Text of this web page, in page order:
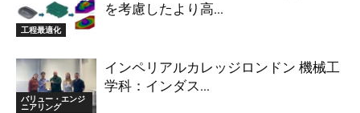
工程最適化
を考慮したより高...
バリュー・エンジ
ニアリング
インペリアルカレッジロンドン 機械工
学科：インダス...